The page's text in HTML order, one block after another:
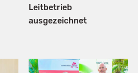
Leitbetrieb
ausgezeichnet